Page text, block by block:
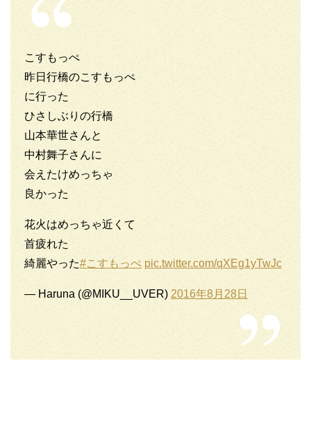
こすもっぺ
昨日行橋のこすもっぺ
に行った
ひさしぶりの行橋
山本華世さんと
中村舞子さんに
会えたけめっちゃ
良かった
花火はめっちゃ近くて
首疲れた
綺麗やった#こすもっぺ pic.twitter.com/qXEg1yTwJc
— Haruna (@MIKU__UVER) 2016年8月28日